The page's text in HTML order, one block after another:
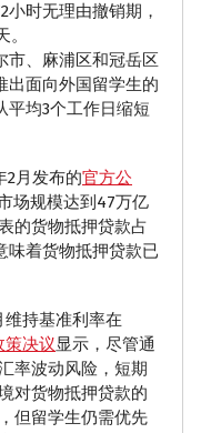
时无理由撤销期，
市、麻浦区和冠岳区
出面向外国留学生的
平均3个工作日缩短
2月发布的官方公
场规模达到47万亿
的货物抵押贷款占
味着货物抵押贷款已
维持基准利率在
策决议显示，尽管通
率波动风险，短期
对货物抵押贷款的
但留学生仍需优先